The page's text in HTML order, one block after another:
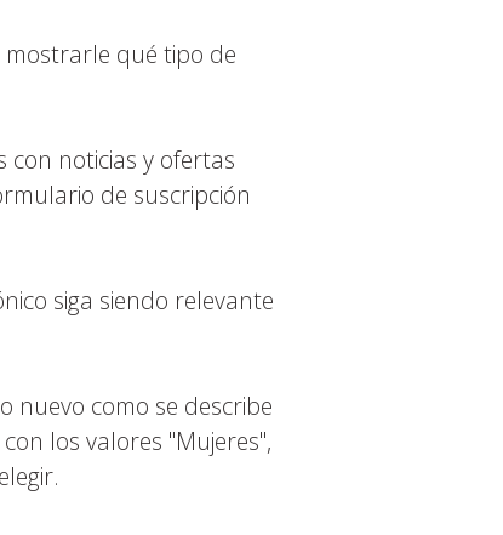
mostrarle qué tipo de
noticias y ofertas
de suscripción
siga siendo relevante
nuevo como se describe
los valores "Mujeres",